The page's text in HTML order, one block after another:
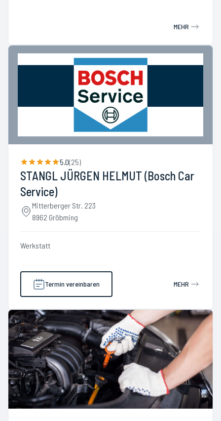
MEHR
5.0(25)
STANGL JÜRGEN HELMUT (Bosch Car
Service)
Mitterberger Str. 223
8962 Gröbming
Werkstatt
Termin vereinbaren MEHR